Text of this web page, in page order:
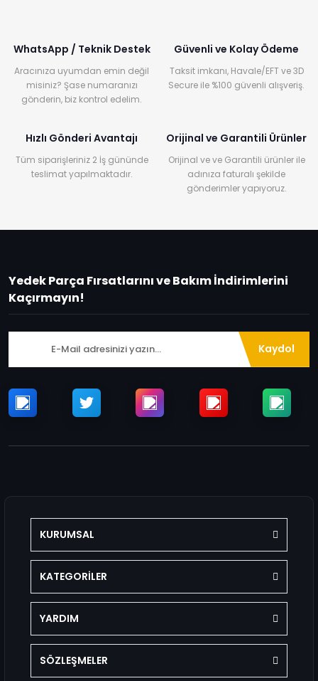
WhatsApp / Teknik Destek
Aracınıza uyumdan emin değil
misiniz? Şase numaranızı
gönderin, biz kontrol edelim.
Güvenli ve Kolay Ödeme
Taksit imkanı, Havale/EFT ve 3D
Secure ile %100 güvenli alışveriş.
Hızlı Gönderi Avantajı
Tüm siparişleriniz 2 İş gününde
teslimat yapılmaktadır.
Orijinal ve Garantili Ürünler
Orijinal ve ve Garantili ürünler ile
adınıza faturalı şekilde
gönderimler yapıyoruz.
Yedek Parça Fırsatlarını ve Bakım İndirimlerini
Kaçırmayın!
Kaydol
KURUMSAL
KATEGORİLER
YARDIM
SÖZLEŞMELER